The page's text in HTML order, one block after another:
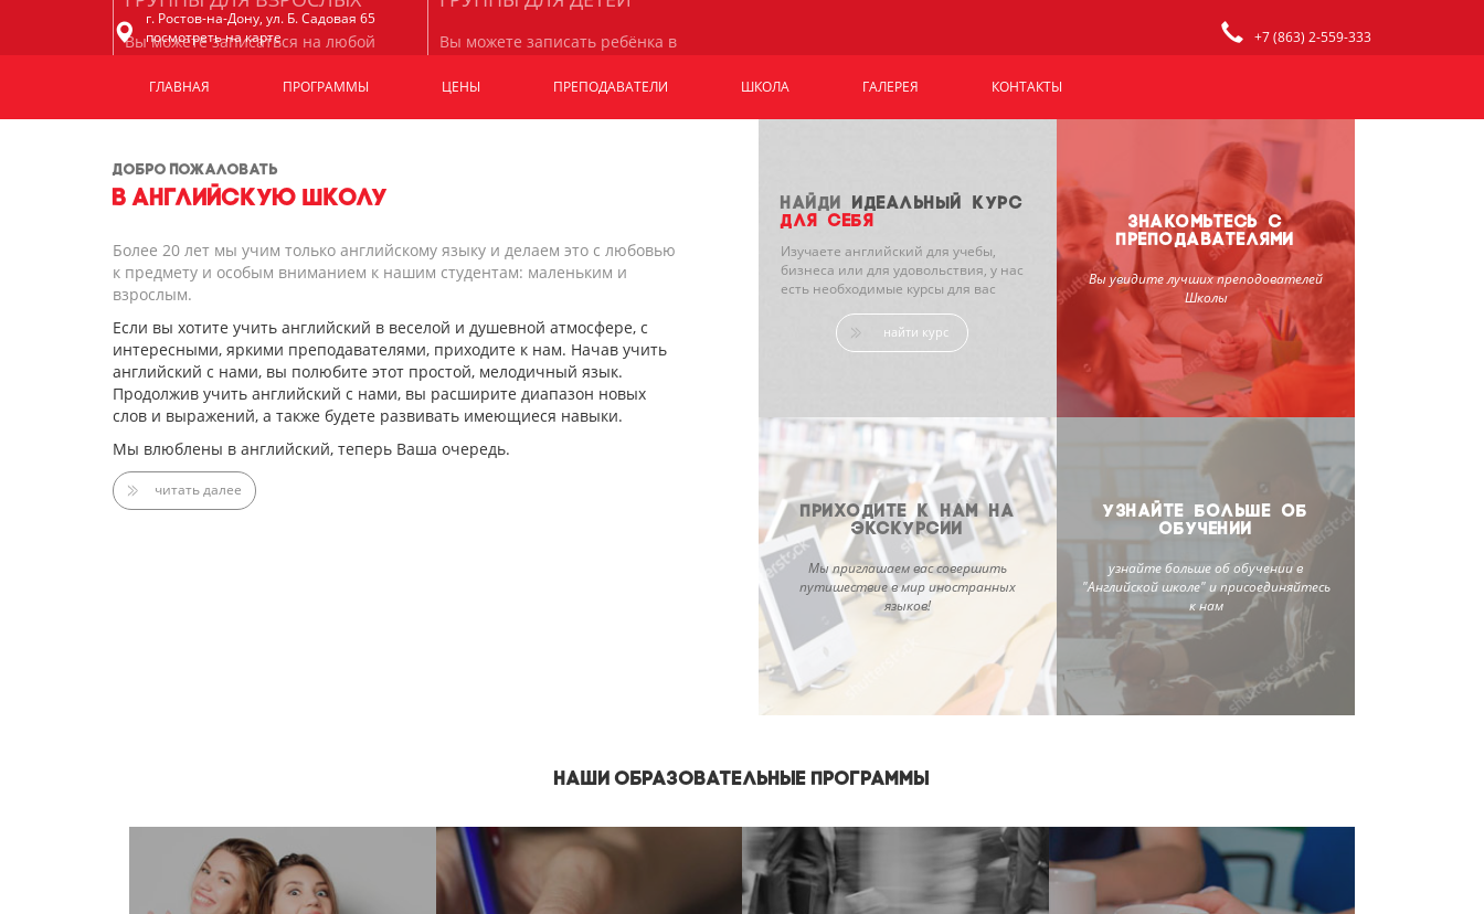
г. Ростов-на-Дону, ул. Б. Садовая 65
посмотреть на карте
+7 (863) 2-559-333
ГЛАВНАЯ ПРОГРАММЫ ЦЕНЫ ПРЕПОДАВАТЕЛИ ШКОЛА ГАЛЕРЕЯ КОНТАКТЫ
Вы можете записаться на любой
С1Advanced.
Вы можете записать ребёнка в
уровню и возрасту.
ДОБРО ПОЖАЛОВАТЬ
В АНГЛИЙСКУЮ ШКОЛУ
Более 20 лет мы учим только английскому языку и делаем это с любовью
к предмету и особым вниманием к нашим студентам: маленьким и
взрослым.
Если вы хотите учить английский в веселой и душевной атмосфере, с
интересными, яркими преподавателями, приходите к нам. Начав учить
английский с нами, вы полюбите этот простой, мелодичный язык.
Продолжив учить английский с нами, вы расширите диапазон новых
слов и выражений, а также будете развивать имеющиеся навыки.
Мы влюблены в английский, теперь Ваша очередь.
читать далее
НАЙДИ
ИДЕАЛЬНЫЙ КУРС
ДЛЯ СЕБЯ
Изучаете английский для учебы,
бизнеса или для удовольствия, у нас
есть необходимые курсы для вас
найти курс
ЗНАКОМЬТЕСЬ С
ПРЕПОДАВАТЕЛЯМИ
Вы увидите лучших преподователей
Школы
ПРИХОДИТЕ К НАМ НА
ЭКСКУРСИИ
Мы приглашаем вас совершить
путишествие в мир иностранных
языков!
УЗНАЙТЕ БОЛЬШЕ ОБ
ОБУЧЕНИИ
узнайте больше об обучении в
"Английской школе" и присоединяйтесь
к нам
НАШИ ОБРАЗОВАТЕЛЬНЫЕ ПРОГРАММЫ